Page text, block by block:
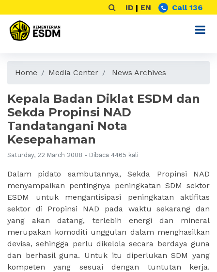
ID | EN Call 136
Home Media Center News Archives
Kepala Badan Diklat ESDM dan
Sekda Propinsi NAD
Tandatangani Nota
Kesepahaman
Saturday, 22 March 2008 - Dibaca 4465 kali
Dalam pidato sambutannya, Sekda Propinsi NAD
menyampaikan pentingnya peningkatan SDM sektor
ESDM untuk mengantisipasi peningkatan aktifitas
sektor di Propinsi NAD pada waktu sekarang dan
yang akan datang, terlebih energi dan mineral
merupakan komoditi unggulan dalam menghasilkan
devisa, sehingga perlu dikelola secara berdaya guna
dan berhasil guna. Untuk itu diperlukan SDM yang
kompeten yang sesuai dengan tuntutan kerja.